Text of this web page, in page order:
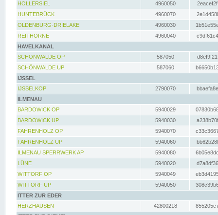
HOLLERSIEL
4960050
HUNTEBRÜCK
4960070
OLDENBURG-DRIELAKE
4960030
REITHÖRNE
4960040
HAVELKANAL
SCHÖNWALDE OP
587050
SCHÖNWALDE UP
587060
IJSSEL
IJSSELKOP
2790070
ILMENAU
BARDOWICK OP
5940029
BARDOWICK UP
5940030
FAHRENHOLZ OP
5940070
FAHRENHOLZ UP
5940060
ILMENAU SPERRWERK AP
5940080
LÜNE
5940020
WITTORF OP
5940049
WITTORF UP
5940050
ITTER ZUR EDER
HERZHAUSEN
42800218